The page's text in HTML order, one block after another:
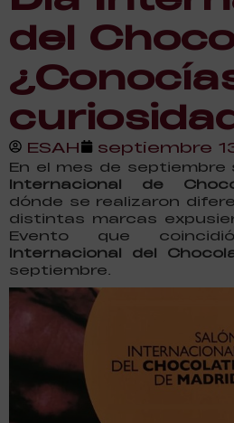
del
ESAH septiembre
En el mes de septiembre
Internacional de
dónde se realizaron
distintas marcas
Evento que
Internacional del
septiembre.